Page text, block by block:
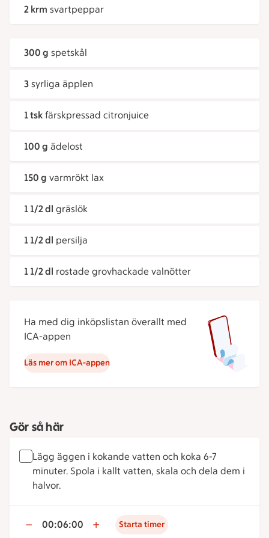
2 krm svartpeppar
300 g spetskål
3 syrliga äpplen
1 tsk färskpressad citronjuice
100 g ädelost
150 g varmrökt lax
1 1/2 dl gräslök
1 1/2 dl persilja
1 1/2 dl rostade grovhackade valnötter
Ha med dig inköpslistan överallt med
ICA-appen
Läs mer om ICA-appen
Gör så här
Lägg äggen i kokande vatten och koka 6-7
minuter. Spola i kallt vatten, skala och dela dem i
halvor.
00:06:00 Starta timer